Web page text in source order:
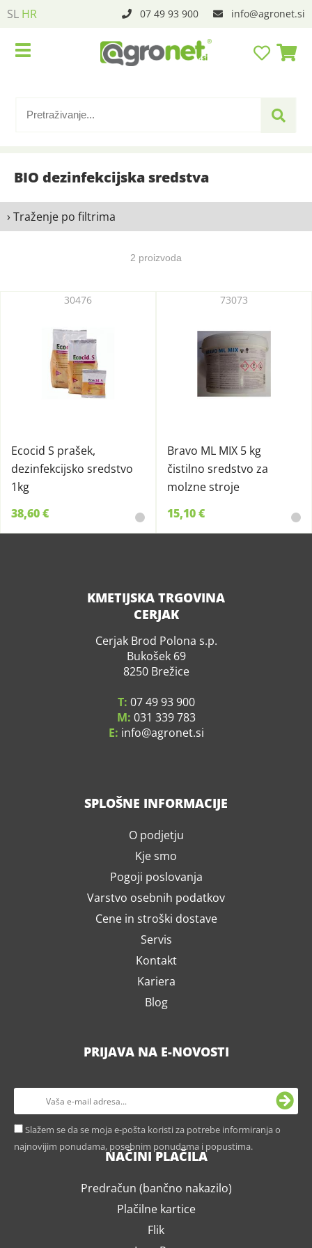
SL HR 07 49 93 900 info agronet.si
BIO dezinfekcijska sredstva
› Traženje po filtrima
2 proizvoda
Ecocid S prašek,
dezinfekcijsko sredstvo
1kg
30476
38,60 €
Bravo ML MIX 5 kg
čistilno sredstvo za
molzne stroje
73073
15,10 €
KMETIJSKA TRGOVINA
CERJAK
Cerjak Brod Polona s.p.
Bukošek 69
8250 Brežice
T: 07 49 93 900
M: 031 339 783
E: info agronet.si
SPLOŠNE INFORMACIJE
O podjetju
Kje smo
Pogoji poslovanja
Varstvo osebnih podatkov
Cene in stroški dostave
Servis
Kontakt
Kariera
Blog
PRIJAVA NA E-NOVOSTI
Slažem se da se moja e-pošta koristi za potrebe informiranja o
najnovijim ponudama, posebnim ponudama i popustima.
NAČINI PLAČILA
Predračun (bančno nakazilo)
Plačilne kartice
Flik